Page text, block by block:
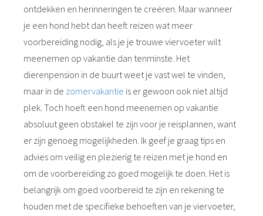
ontdekken en herinneringen te creëren. Maar wanneer
je een hond hebt dan heeft reizen wat meer
voorbereiding nodig, als je je trouwe viervoeter wilt
meenemen op vakantie dan tenminste. Het
dierenpension in de buurt weet je vast wel te vinden,
maar in de zomervakantie is er gewoon ook niet altijd
plek. Toch hoeft een hond meenemen op vakantie
absoluut geen obstakel te zijn voor je reisplannen, want
er zijn genoeg mogelijkheden. Ik geef je graag tips en
advies om veilig en plezierig te reizen met je hond en
om de voorbereiding zo goed mogelijk te doen. Het is
belangrijk om goed voorbereid te zijn en rekening te
houden met de specifieke behoeften van je viervoeter,